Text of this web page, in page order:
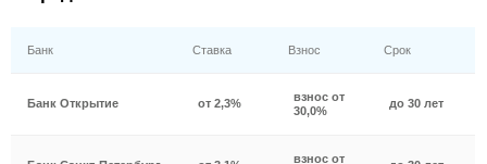
Банк Ставка Взнос Срок
Банк Открытие от 2,3%
взнос от
30,0%
до 30 лет
взнос от